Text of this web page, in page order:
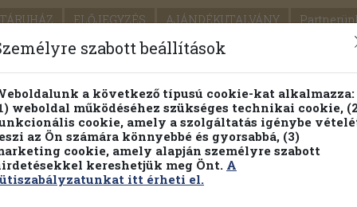
ELŐJEGYZÉS AJÁNDÉKUTALVÁNY
SEGÍTSÉG
PILLANATNYI ÁRAINK FENNTARTHATÓ
Részletes kereső Témaköri fa
szabott beállítások
a következő típusú cookie-kat alkalmazza:
weboldal működéséhez szükséges technikai cookie,
cookie, amely a szolgáltatás igénybe
az Ön számára könnyebbé és gyorsabbá, (3)
cookie, amely alapján személyre szabott
kereshetjük meg Önt. A
itt érheti el.